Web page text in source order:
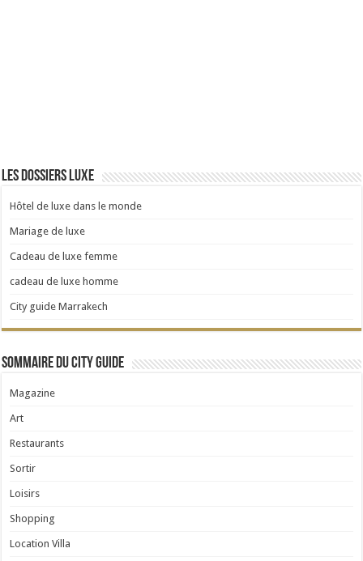
Les dossiers Luxe
Hôtel de luxe dans le monde
Mariage de luxe
Cadeau de luxe femme
cadeau de luxe homme
City guide Marrakech
Sommaire du City Guide
Magazine
Art
Restaurants
Sortir
Loisirs
Shopping
Location Villa